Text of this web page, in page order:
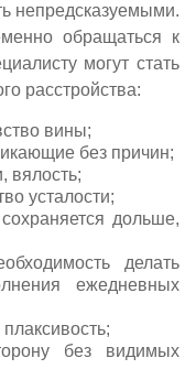
непредсказуемыми.
обращаться к
могут стать
расстройства:
вины;
без причин;
вялость;
усталости;
дольше,
делать
ежедневных
без видимых